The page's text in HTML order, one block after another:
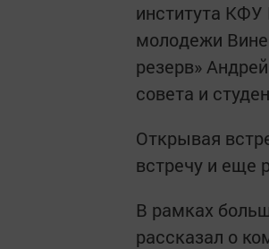
института КФУ
молодежи
резерв»
совета и
Открывая
встречу и еще
В рамках
рассказал о